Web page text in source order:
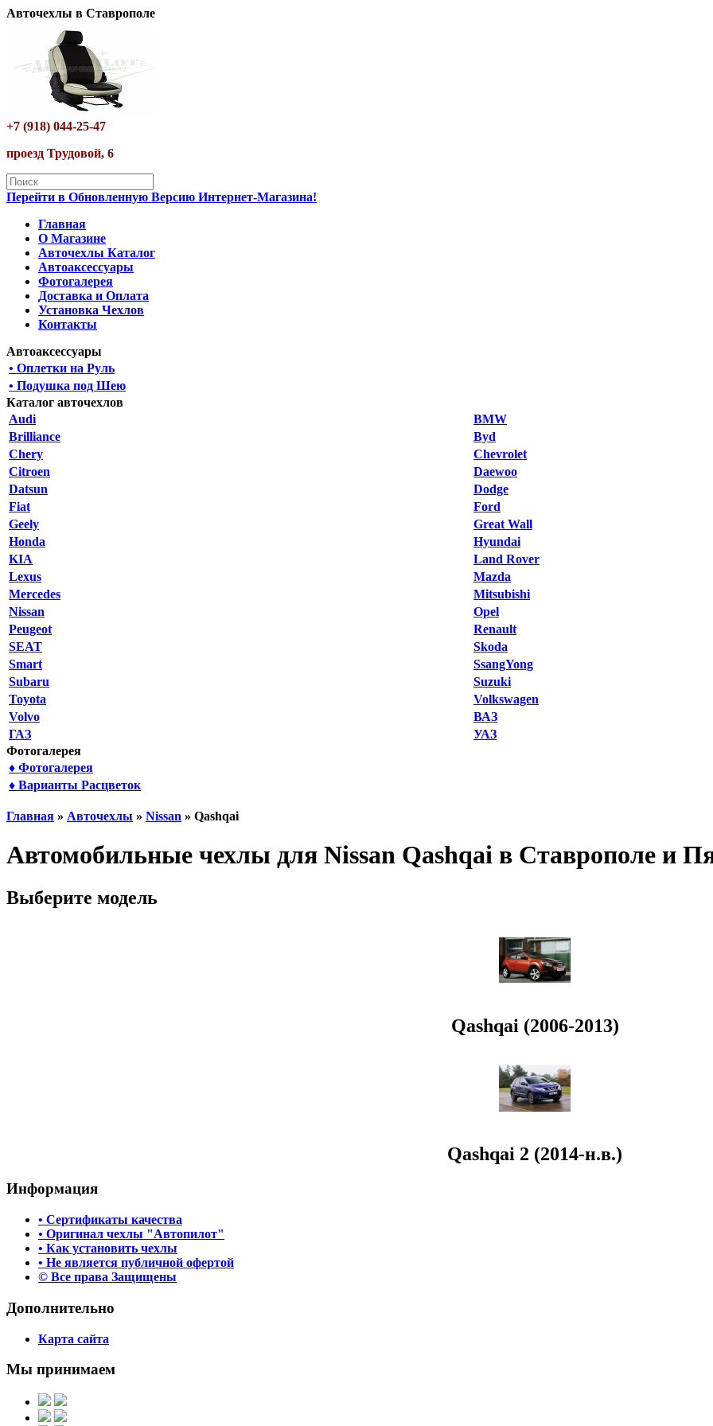
Авточехлы в Ставрополе
+7 (918) 044-25-47
проезд Трудовой, 6
Перейти в Обновленную Версию Интернет-Магазина!
Главная
О Магазине
Авточехлы Каталог
Автоаксессуары
Фотогалерея
Доставка и Оплата
Установка Чехлов
Контакты
Автоаксессуары
• Оплетки на Руль
• Подушка под Шею
Каталог авточехлов
Audi
BMW
Brilliance
Byd
Chery
Chevrolet
Citroen
Daewoo
Datsun
Dodge
Fiat
Ford
Geely
Great Wall
Honda
Hyundai
KIA
Land Rover
Lexus
Mazda
Mercedes
Mitsubishi
Nissan
Opel
Peugeot
Renault
SEAT
Skoda
Smart
SsangYong
Subaru
Suzuki
Toyota
Volkswagen
Volvo
ВАЗ
ГАЗ
УАЗ
Фотогалерея
♦ Фотогалерея
♦ Варианты Расцветок
Главная » Авточехлы » Nissan » Qashqai
Автомобильные чехлы для Nissan Qashqai в Ставрополе и
Выберите модель
Qashqai (2006-2013)
Qashqai 2 (2014-н.в.)
Информация
• Сертификаты качества
• Оригинал чехлы "Автопилот"
• Как установить чехлы
• Не является публичной офертой
© Все права Защищены
Дополнительно
Карта сайта
Мы принимаем